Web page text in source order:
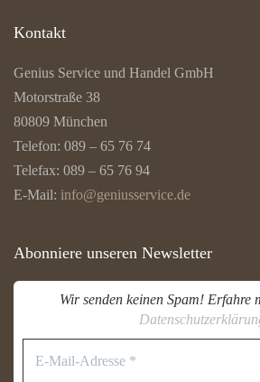
Kontakt
Genius Service und Handel GmbH
Motorstraße 38
80809 München
Telefon: 089 – 65 76 74
Telefax: 089 – 65 76 94
E-Mail: info@geniusservice.de
Abonniere unseren Newsletter
Wir senden keinen Spam! Erfahre